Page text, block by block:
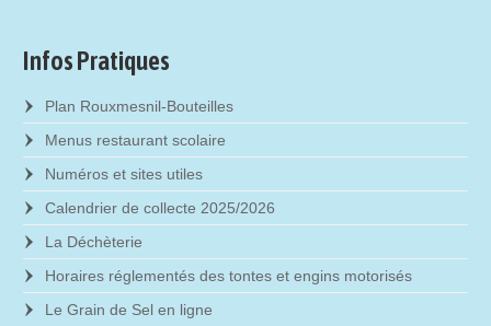
Infos Pratiques
Plan Rouxmesnil-Bouteilles
Menus restaurant scolaire
Numéros et sites utiles
Calendrier de collecte 2025/2026
La Déchèterie
Horaires réglementés des tontes et engins motorisés
Le Grain de Sel en ligne